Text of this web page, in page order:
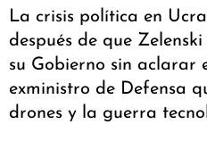
La crisis política en
después de que
su Gobierno sin aclarar
exministro de Defensa
drones y la guerra